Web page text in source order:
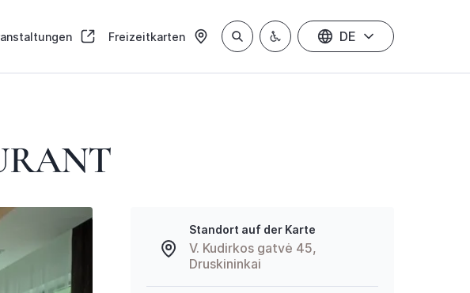
Freizeitkarten DE
Standort auf der Karte
V. Kudirkos gatvė 45,
Druskininkai